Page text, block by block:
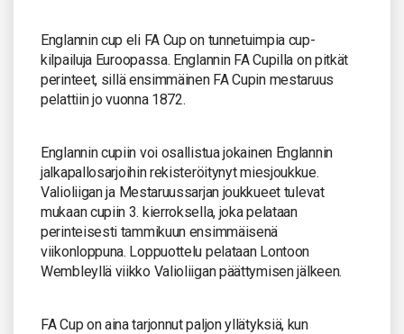
Englannin cup eli FA Cup on tunnetuimpia cup-
kilpailuja Euroopassa. Englannin FA Cupilla on pitkät
perinteet, sillä ensimmäinen FA Cupin mestaruus
pelattiin jo vuonna 1872.
Englannin cupiin voi osallistua jokainen Englannin
jalkapallosarjoihin rekisteröitynyt miesjoukkue.
Valioliigan ja Mestaruussarjan joukkueet tulevat
mukaan cupiin 3. kierroksella, joka pelataan
perinteisesti tammikuun ensimmäisenä
viikonloppuna. Loppuottelu pelataan Lontoon
Wembleyllä viikko Valioliigan päättymisen jälkeen.
FA Cup on aina tarjonnut paljon yllätyksiä, kun